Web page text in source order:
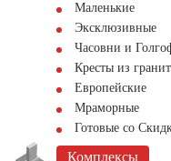
Маленькие
Эксклюзивные
Часовни и
Кресты из
Европейские
Мраморные
Готовые со
Комплексы